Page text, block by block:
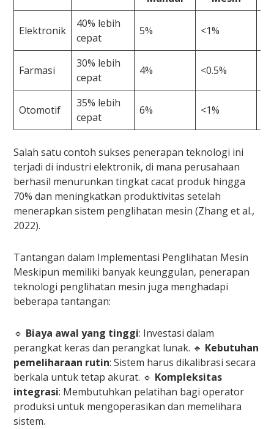
Elektronik
40% lebih
cepat
5% <1%
Farmasi
30% lebih
cepat
4% <0.5%
Otomotif
35% lebih
cepat
6% <1%
Salah satu contoh sukses penerapan teknologi ini
terjadi di industri elektronik, di mana perusahaan
berhasil menurunkan tingkat cacat produk hingga
70% dan meningkatkan produktivitas setelah
menerapkan sistem penglihatan mesin (Zhang et al.,
2022).
Tantangan dalam Implementasi Penglihatan Mesin
Meskipun memiliki banyak keunggulan, penerapan
teknologi penglihatan mesin juga menghadapi
beberapa tantangan:
🔹 Biaya awal yang tinggi: Investasi dalam
perangkat keras dan perangkat lunak. 🔹 Kebutuhan
pemeliharaan rutin: Sistem harus dikalibrasi secara
berkala untuk tetap akurat. 🔹 Kompleksitas
integrasi: Membutuhkan pelatihan bagi operator
produksi untuk mengoperasikan dan memelihara
sistem.